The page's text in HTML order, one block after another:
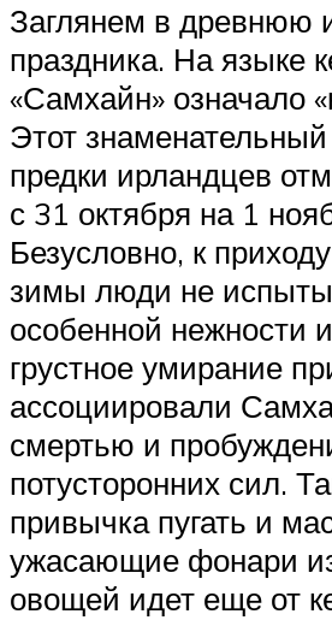
Заглянем в древнюю
праздника. На языке
«Самхайн» означало
Этот
предки ирландцев
с 31 октября на 1
Безусловно, к
зимы люди не
особенной нежности
грустное умирание
ассоциировали
смертью и
потусторонних сил.
привычка пугать и
ужасающие фонари
овощей идет еще от